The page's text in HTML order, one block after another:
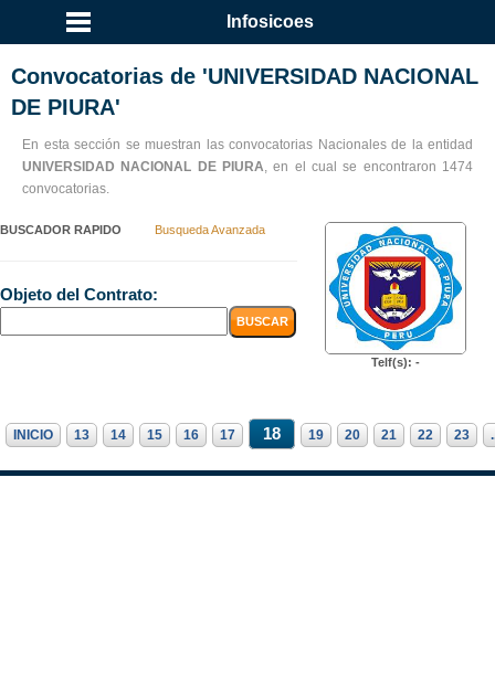
Infosicoes
Convocatorias de 'UNIVERSIDAD NACIONAL
DE PIURA'
En esta sección se muestran las convocatorias Nacionales de la entidad
UNIVERSIDAD NACIONAL DE PIURA, en el cual se encontraron 1474
convocatorias.
BUSCADOR RAPIDO Busqueda Avanzada
Objeto del Contrato:
Telf(s): -
INICIO 13 14 15 16 17 18 19 20 21 22 23